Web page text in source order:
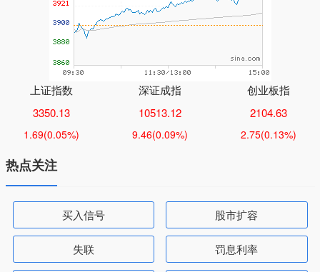
上证指数
3350.13
1.69(0.05%)
深证成指
10513.12
9.46(0.09%)
创业板指
2104.63
2.75(0.13%)
热点关注
买入信号 股市扩容
失联 罚息利率